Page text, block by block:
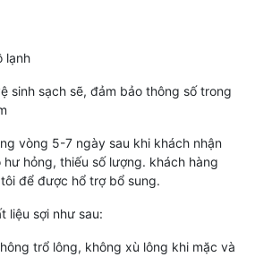
lạnh
sinh sạch sẽ, đảm bảo thông số trong
vòng 5-7 ngày sau khi khách nhận
hỏng, thiếu số lượng. khách hàng
để được hổ trợ bổ sung.
liệu sợi như sau:
trổ lông, không xù lông khi mặc và